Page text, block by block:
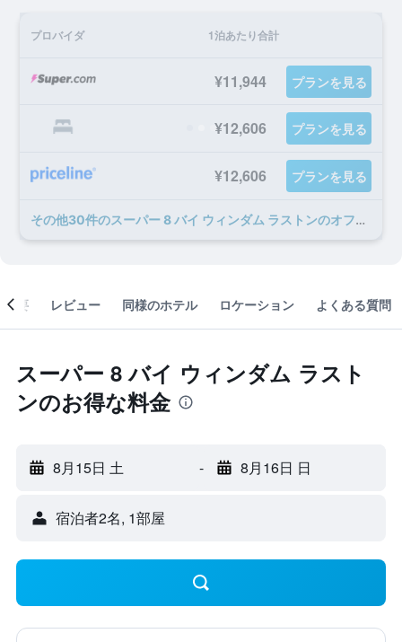
プロバイダ 1泊あたり合計
¥11,944 プランを見る
¥12,606 プランを見る
¥12,606 プランを見る
​その他30​件のスーパー 8 バイ ウィンダム ラストンのオファー
概要 レビュー 同様のホテル ロケーション よくある質問
スーパー 8 バイ ウィンダム ラスト
ンのお得な料金
8月15日 土 - 8月16日 日
宿泊者2名, 1​部屋